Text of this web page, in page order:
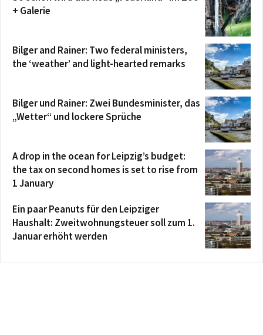
+ Galerie
Bilger and Rainer: Two federal ministers,
the ‘weather’ and light-hearted remarks
Bilger und Rainer: Zwei Bundesminister, das
„Wetter“ und lockere Sprüche
A drop in the ocean for Leipzig’s budget:
the tax on second homes is set to rise from
1 January
Ein paar Peanuts für den Leipziger
Haushalt: Zweitwohnungsteuer soll zum 1.
Januar erhöht werden